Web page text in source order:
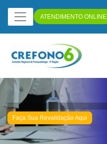
ATENDIMENTO ONLINE
Faça Sua Revalidação Aqui